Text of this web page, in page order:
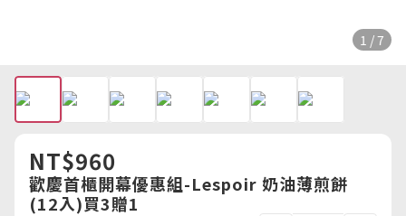
1 / 7
NT$960
歡慶首櫃開幕優惠組-Lespoir 奶油薄煎餅
(12入)買3贈1